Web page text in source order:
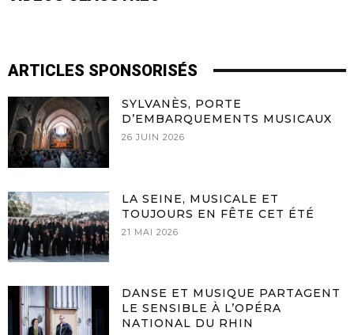
ARTICLES SPONSORISÉS
SYLVANÈS, PORTE
D’EMBARQUEMENTS MUSICAUX
26 JUIN 2026
LA SEINE, MUSICALE ET
TOUJOURS EN FÊTE CET ÉTÉ
21 MAI 2026
DANSE ET MUSIQUE PARTAGENT
LE SENSIBLE À L’OPÉRA
NATIONAL DU RHIN